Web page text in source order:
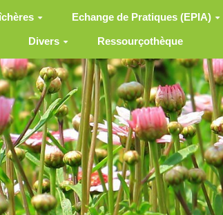
Echange de Pratiques (EPIA)
Divers Ressourçothèque